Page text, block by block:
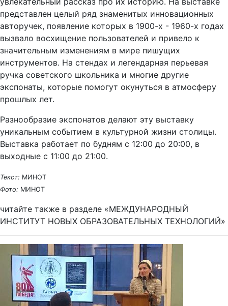
представлен целый ряд знаменитых инновационных
авторучек, появление которых в 1900-х - 1960-х годах
вызвало восхищение пользователей и привело к
значительным изменениям в мире пишущих
инструментов. На стендах и легендарная перьевая
ручка советского школьника и многие другие
экспонаты, которые помогут окунуться в атмосферу
прошлых лет.
Разнообразие экспонатов делают эту выставку
уникальным событием в культурной жизни столицы.
Выставка работает по будням с 12:00 до 20:00, в
выходные с 11:00 до 21:00.
Текст: МИНОТ
Фото: МИНОТ
читайте также в разделе «МЕЖДУНАРОДНЫЙ
ИНСТИТУТ НОВЫХ ОБРАЗОВАТЕЛЬНЫХ ТЕХНОЛОГИЙ»